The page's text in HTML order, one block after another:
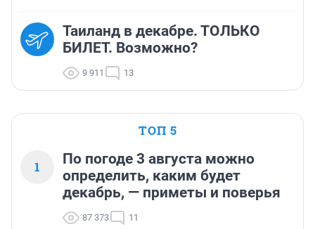
Таиланд в декабре. ТОЛЬКО
БИЛЕТ. Возможно?
9 911 13
ТОП 5
1
По погоде 3 августа можно
определить, каким будет
декабрь, — приметы и поверья
87 373 11